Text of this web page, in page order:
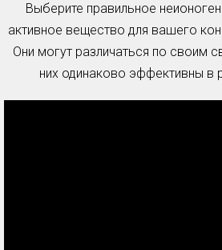
Выберите правильное
активное вещество для вашего
Они могут различаться по своим
них одинаково эффективны в